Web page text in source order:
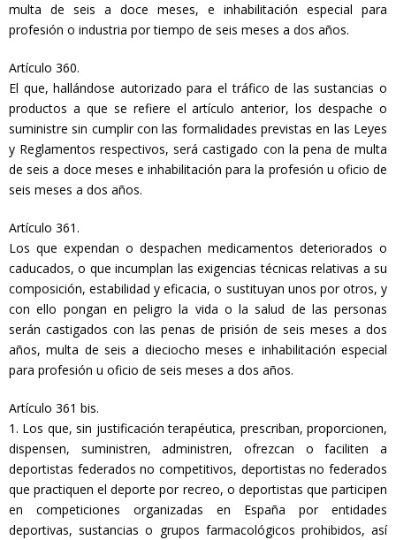
multa de seis a doce meses, e inhabilitación especial para
profesión o industria por tiempo de seis meses a dos años.
Artículo 360.
El que, hallándose autorizado para el tráfico de las sustancias o
productos a que se refiere el artículo anterior, los despache o
suministre sin cumplir con las formalidades previstas en las Leyes
y Reglamentos respectivos, será castigado con la pena de multa
de seis a doce meses e inhabilitación para la profesión u oficio de
seis meses a dos años.
Artículo 361.
Los que expendan o despachen medicamentos deteriorados o
caducados, o que incumplan las exigencias técnicas relativas a su
composición, estabilidad y eficacia, o sustituyan unos por otros, y
con ello pongan en peligro la vida o la salud de las personas
serán castigados con las penas de prisión de seis meses a dos
años, multa de seis a dieciocho meses e inhabilitación especial
para profesión u oficio de seis meses a dos años.
Artículo 361 bis.
1. Los que, sin justificación terapéutica, prescriban, proporcionen,
dispensen, suministren, administren, ofrezcan o faciliten a
deportistas federados no competitivos, deportistas no federados
que practiquen el deporte por recreo, o deportistas que participen
en competiciones organizadas en España por entidades
deportivas, sustancias o grupos farmacológicos prohibidos, así